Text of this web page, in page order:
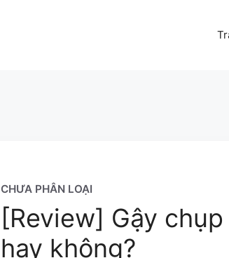
CHƯA PHÂN LOẠI
[Review] Gậy
hay không?